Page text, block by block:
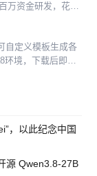
万资金研发，花几
中文官网： h...
自定义模板生成各
环境，下载后即可
通用的实体类、...
，以此纪念中国
源 Qwen3.8-27B